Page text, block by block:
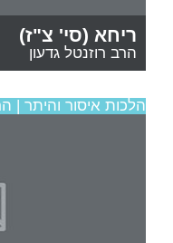
ריחא (סי' צ"ז)
הרב רוזנטל גדעון
הלכות איסור והיתר |